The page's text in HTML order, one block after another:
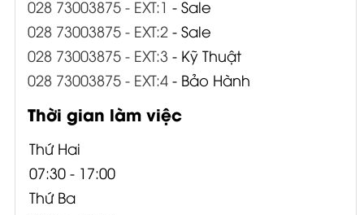
028 73003875 - EXT:2 - Sale
028 73003875 - EXT:3 - Kỹ Thuật
028 73003875 - EXT:4 - Bảo Hành
Thời gian làm việc
Thứ Hai
07:30 - 17:00
Thứ Ba
07:30 - 17:00